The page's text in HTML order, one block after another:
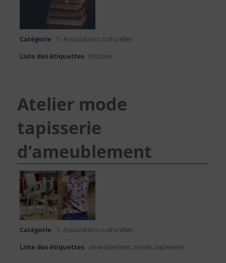
Catégorie
1- Associations culturelles
Liste des étiquettes histoire
Atelier mode
tapisserie
d’ameublement
Catégorie
1- Associations culturelles
Liste des étiquettes ameublement, mode,tapisserie